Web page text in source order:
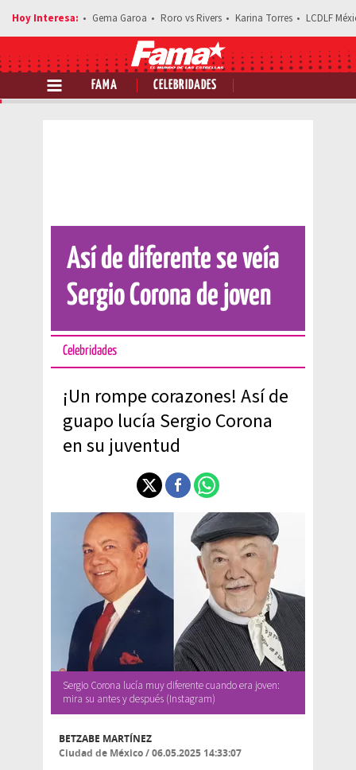
Gema Garoa Roro vs Rivers Karina Torres LCDLF
FAMA CELEBRIDADES
Comparte esta noticia
Así de diferente se veía
Sergio Corona de joven
Celebridades
¡Un rompe corazones! Así de
guapo lucía Sergio Corona
en su juventud
Sergio Corona lucía muy diferente cuando era joven:
mira su antes y después (Instagram)
BETZABE MARTÍNEZ
Ciudad de México/06.05.2025 14:33:07